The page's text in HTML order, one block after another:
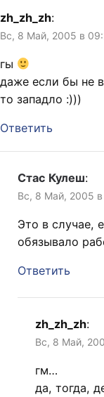
zh_zh_zh:
Вс, 8 Май, 2005 в
гы
даже если бы не
то западло :)))
Ответить
Стас Кулеш:
Вс, 8 Май, 2005
Это в случае,
обязывало
Ответить
zh_zh_zh:
Вс, 8 Май,
гм…
да, тогда,